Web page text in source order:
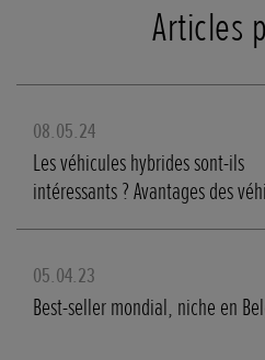
Articles
08.05.24
Les véhicules hybrides sont-ils
intéressants ? Avantages des
05.04.23
Best-seller mondial, niche en